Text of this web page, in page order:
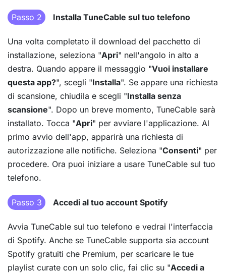
Passo 2 Installa TuneCable sul tuo telefono
Una volta completato il download del pacchetto di
installazione, seleziona "Apri" nell'angolo in alto a
destra. Quando appare il messaggio "Vuoi installare
questa app?", scegli "Installa". Se appare una richiesta
di scansione, chiudila e scegli "Installa senza
scansione". Dopo un breve momento, TuneCable sarà
installato. Tocca "Apri" per avviare l'applicazione. Al
primo avvio dell'app, apparirà una richiesta di
autorizzazione alle notifiche. Seleziona "Consenti" per
procedere. Ora puoi iniziare a usare TuneCable sul tuo
telefono.
Passo 3 Accedi al tuo account Spotify
Avvia TuneCable sul tuo telefono e vedrai l'interfaccia
di Spotify. Anche se TuneCable supporta sia account
Spotify gratuiti che Premium, per scaricare le tue
playlist curate con un solo clic, fai clic su "Accedi a